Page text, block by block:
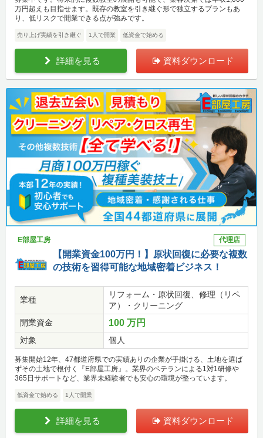
万円超えも目指せます。既存の教室を引き継ぐ形で独立するプランもあ
り、低リスクで開業できる点が強みです。
売り上げ実績を引き継ぐ 1人で開業 低資金で始める
詳細を見る 資料ダウンロード
E部屋工房 代理店
【開業資金100万円！】原状回復に必要な複数
の技術を習得可能な地域密着ビジネス！
業種
リフォーム・原状回復、修理（リペ
ア）・クリーニング
開業資金
100 万円
対象 個人
募集開始12年、47都道府県での実績ありの企業が手掛ける、土地を選ば
ずその土地で根付く『E部屋工房』。業界のベテランによる1対1研修や
365日サポートなど、業界未経験者でも安心の環境が整っています。
低資金で始める 1人で開業
詳細を見る 資料ダウンロード